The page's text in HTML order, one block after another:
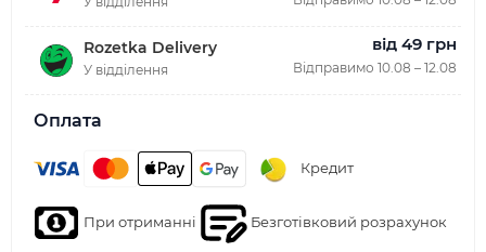
Rozetka Delivery
У відділення
від 49 грн
Відправимо 10.08 – 12.08
Оплата
Кредит
При отриманні Безготівковий розрахунок